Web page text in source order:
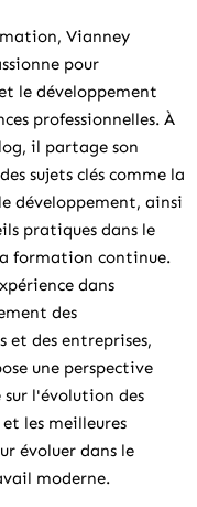
Vianney
pour
le développement
professionnelles. À
il partage son
sujets clés comme la
développement, ainsi
pratiques dans le
formation continue.
dans
des
et des entreprises,
une perspective
l'évolution des
les meilleures
évoluer dans le
moderne.